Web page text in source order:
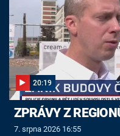
20:19
ZPRÁVY Z
7. srpna 2026 16:55